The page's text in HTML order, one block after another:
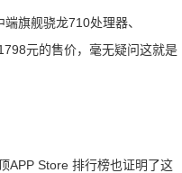
旗舰骁龙710处理器、
元的售价，毫无疑问这就是
APP Store 排行榜也证明了这